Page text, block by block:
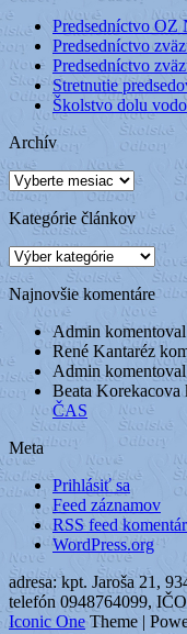
Predsedníctvo OZ
Predsedníctvo
Predsedníctvo
Stretnutie
Školstvo dolu
Archív
Archív
Kategórie článkov
Kategórie
článkov
Najnovšie komentáre
Admin komentoval
René Kantaréz
Admin
Beata Korekacova
ČAS
Meta
Prihlásiť sa
Feed záznamov
RSS feed
WordPress.org
adresa: kpt. Jaroša 21,
telefón 0948764099,
Iconic OneTheme |